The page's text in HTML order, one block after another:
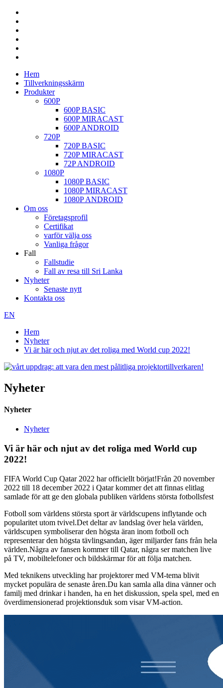
Hem
Tillverkningsskärm
Produkter
600P
600P BASIC
600P MIRACAST
600P ANDROID
720P
720P BASIC
720P MIRACAST
72P ANDROID
1080P
1080P BASIC
1080P MIRACAST
1080P ANDROID
Om oss
Företagsprofil
Certifikat
varför välja oss
Vanliga frågor
Fall
Fallstudie
Fall av resa till Sri Lanka
Nyheter
Senaste nytt
Kontakta oss
EN
Hem
Nyheter
Vi är här och njut av det roliga med World cup 2022!
Nyheter
Nyheter
Nyheter
Vi är här och njut av det roliga med World cup
2022!
FIFA World Cup Qatar 2022 har officiellt börjat!Från 20 november
2022 till 18 december 2022 i Qatar kommer det att finnas elitlag
samlade för att ge den globala publiken världens största fotbollsfest
Fotboll som världens största sport är världscupens inflytande och
popularitet utom tvivel.Det deltar av landslag över hela världen,
världscupen symboliserar den högsta äran inom fotboll och
representerar den högsta tävlingsandan, äger miljarder fans från hela
världen.Några av fansen kommer till Qatar, några ser matchen live
på TV, mobiltelefoner och bildskärmar för att följa matchen.
Med teknikens utveckling har projektorer med VM-tema blivit
mycket populära de senaste åren.Du kan samla alla dina vänner och
familj med drinkar i handen, ha en het diskussion, spela spel, med en
överdimensionerad projektionsduk som visar VM-action.